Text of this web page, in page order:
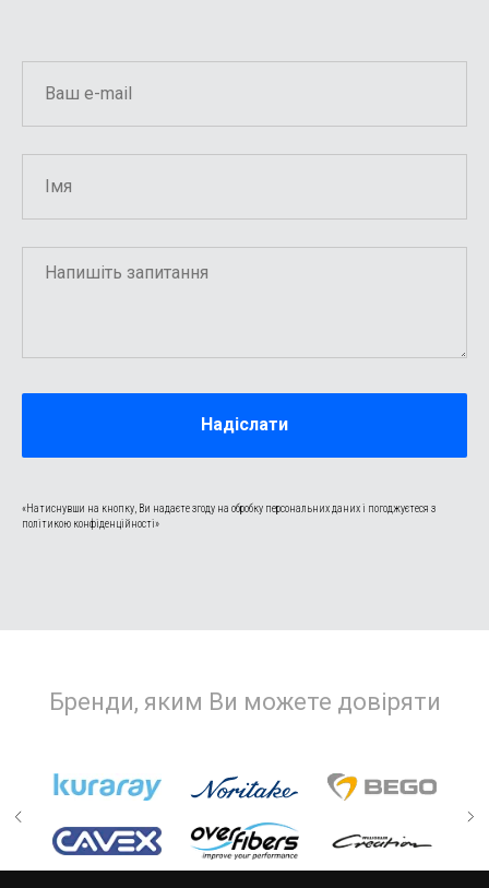
Надіслати
«Натиснувши на кнопку, Ви надаєте згоду на обробку персональних даних і погоджуєтеся з
політикою конфіденційності»
Бренди, яким Ви можете довіряти